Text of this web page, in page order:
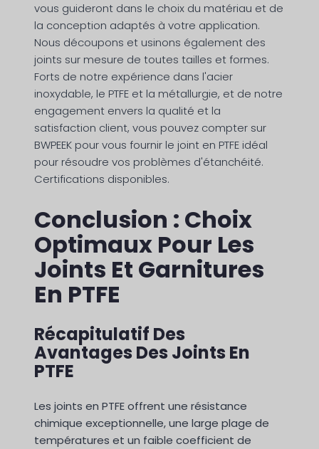
vous guideront dans le choix du matériau et de
la conception adaptés à votre application.
Nous découpons et usinons également des
joints sur mesure de toutes tailles et formes.
Forts de notre expérience dans l'acier
inoxydable, le PTFE et la métallurgie, et de notre
engagement envers la qualité et la
satisfaction client, vous pouvez compter sur
BWPEEK pour vous fournir le joint en PTFE idéal
pour résoudre vos problèmes d'étanchéité.
Certifications disponibles.
Conclusion : Choix
Optimaux Pour Les
Joints Et Garnitures
En PTFE
Récapitulatif Des
Avantages Des Joints En
PTFE
Les joints en PTFE offrent une résistance
chimique exceptionnelle, une large plage de
températures et un faible coefficient de